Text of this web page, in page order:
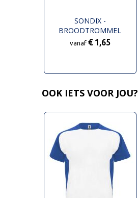
SONDIX -
BROODTROMMEL
vanaf € 1,65
OOK IETS VOOR JOU?